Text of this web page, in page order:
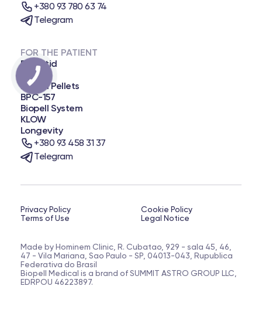
+380 93 780 63 74
Telegram
FOR THE PATIENT
Biopatid
NAD+
Biopell Pellets
BPC-157
Biopell System
KLOW
Longevity
+380 93 458 31 37
Telegram
Made by Hominem Clinic, R. Cubatao, 929 - sala 45, 46,
47 - Vila Mariana, Sao Paulo - SP, 04013-043, Rupublica
Federativa do Brasil
Biopell Medical is a brand of SUMMIT ASTRO GROUP LLC,
EDRPOU 46223897.
Privacy Policy
Terms of Use
Cookie Policy
Legal Notice